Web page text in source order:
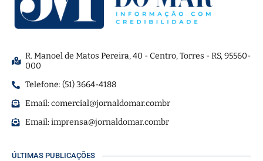
R. Manoel de Matos Pereira, 40 - Centro, Torres - RS, 95560-
000
Telefone: (51) 3664-4188
Email:comercial@jornaldomar.combr
Email:imprensa@jornaldomar.combr
ÚLTIMAS PUBLICAÇÕES